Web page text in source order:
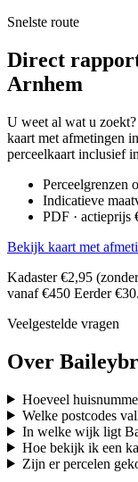
Snelste route
Direct
Arnhem
U weet al wat u
kaart met afmetingen
perceelkaart inclusief
Perceelgrenzen
Indicatieve
PDF · actieprijs
Bekijk kaart met
Kadaster €2,95
vanaf €450 Eerder
Veelgestelde vragen
Over
Hoeveel
Welke postcodes
In welke wijk ligt
Hoe bekijk ik een
Zijn er percelen